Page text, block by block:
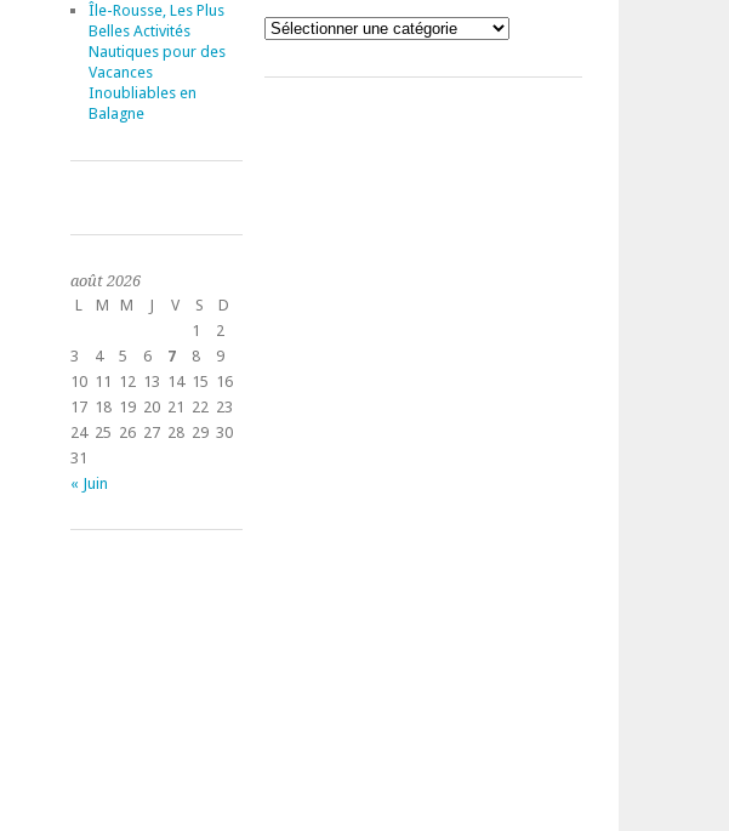
Île-Rousse, Les Plus
Belles Activités
Nautiques pour des
Vacances
Inoubliables en
Balagne
août 2026
L
M M J V S
D
1
2
3
4 5 6 7 8
9
10 11 12 13 14 15 16
17 18 19 20 21 22 23
24 25 26 27 28 29 30
31
« Juin
Catégories